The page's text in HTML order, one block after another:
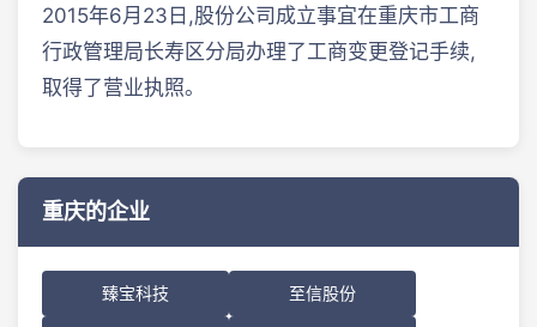
2015年6月23日,股份公司成立事宜在重庆市工商
行政管理局长寿区分局办理了工商变更登记手续,
取得了营业执照。
重庆的企业
臻宝科技 至信股份